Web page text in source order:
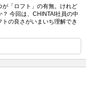
「ロフト」の有無。けれど
今回は、CHINTAI社員の中
の良さがいまいち理解でき